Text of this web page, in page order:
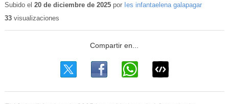
Subido el 20 de diciembre de 2025por Ies infantaelena galapagar
33visualizaciones